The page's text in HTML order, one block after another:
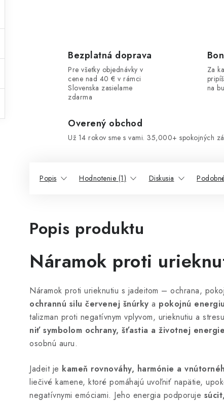
Bezplatná doprava
Pre všetky objednávky v
cene nad 40 € v rámci
Slovenska zasielame
zdarma
Za
na
Overený obchod
Už 14 rokov sme s vami. 35,000+ spokojných
Popis Hodnotenie (1) Diskusia
Popis produktu
Náramok proti
Náramok proti urieknutiu s jadeitom – ochrana,
ochrannú silu červenej šnúrky a pokojnú
talizman proti negatívnym vplyvom, urieknutiu a
niť symbolom ochrany, šťastia a životnej energie
osobnú auru.
Jadeit je kameň rovnováhy, harmónie a
liečivé kamene, ktoré pomáhajú uvoľniť napätie,
negatívnymi emóciami. Jeho energia podporuje